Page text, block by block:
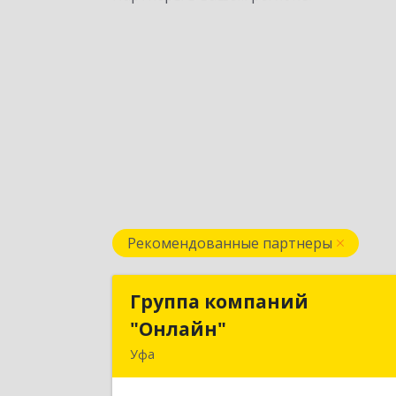
Рекомендованные партнеры
Группа компаний
"Онлайн"
Уфа
Группа компаний